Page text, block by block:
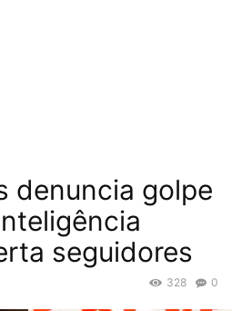
denuncia golpe
seguidores
0
328